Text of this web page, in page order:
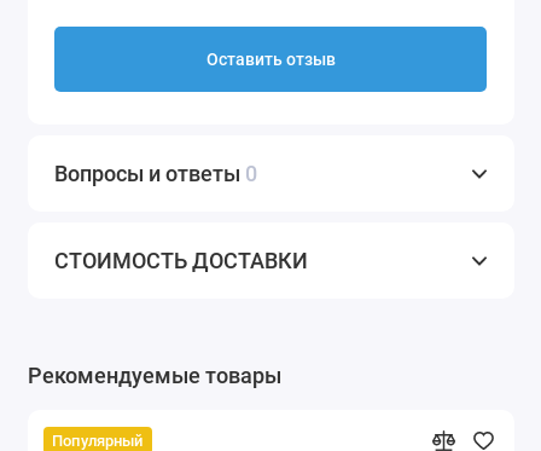
Оставить отзыв
Вопросы и ответы 0
СТОИМОСТЬ ДОСТАВКИ
Рекомендуемые товары
Популярный